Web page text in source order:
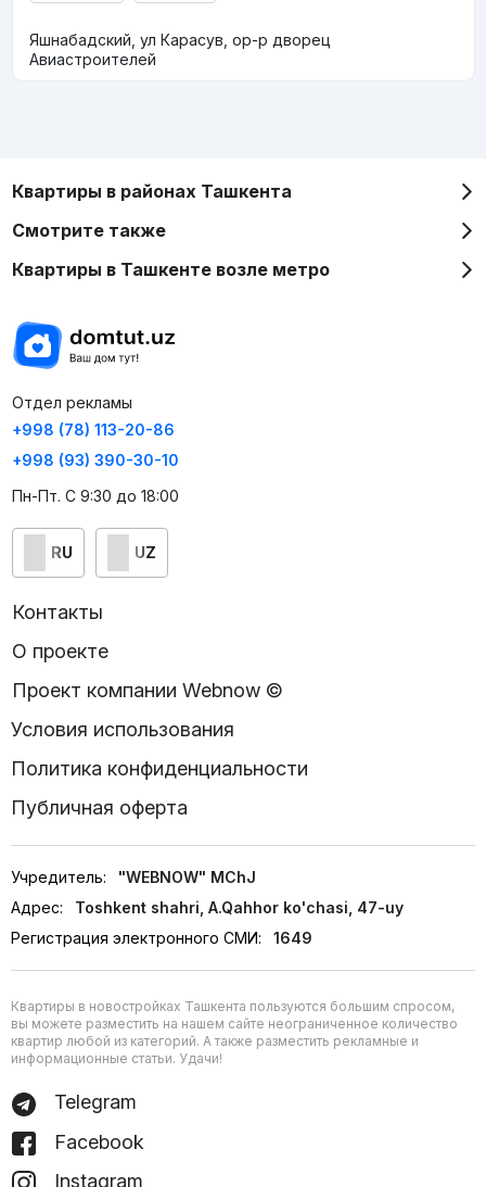
Яшнабадский, ул Карасув, ор-р дворец
Авиастроителей
Квартиры в районах Ташкента
Смотрите также
Квартиры в Ташкенте возле метро
Отдел рекламы
+998 (78) 113-20-86
+998 (93) 390-30-10
Пн-Пт. С 9:30 до 18:00
RU UZ
Контакты
О проекте
Проект компании Webnow ©
Условия использования
Политика конфиденциальности
Публичная оферта
Учредитель:
"WEBNOW" MChJ
Адрес:
Toshkent shahri, A.Qahhor ko'chasi, 47-uy
Регистрация электронного СМИ:
1649
Квартиры в новостройках Ташкента пользуются большим спросом,
вы можете разместить на нашем сайте неограниченное количество
квартир любой из категорий. А также разместить рекламные и
информационные статьи. Удачи!
Telegram
Facebook
Instagram